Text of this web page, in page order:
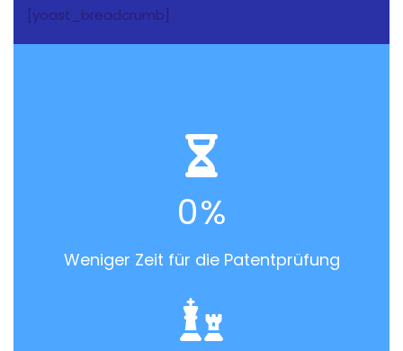
[yoast_breadcrumb]
0%
Weniger Zeit für die Patentprüfung